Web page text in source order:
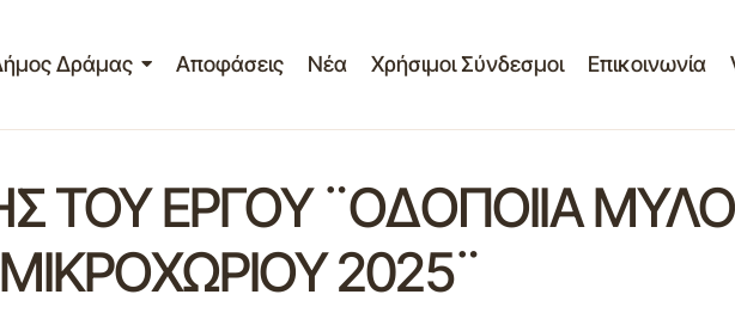
Δράμας Αποφάσεις Νέα Χρήσιμοι Σύνδεσμοι Επικοινωνία
ΤΟΥ ΕΡΓΟΥ ¨ΟΔΟΠΟΙΙΑ
2025¨